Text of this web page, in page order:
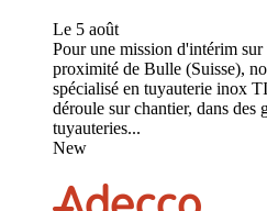
Le 5 août
Pour une mission d'intérim
proximité de Bulle (Suisse),
spécialisé en tuyauterie inox
déroule sur chantier, dans des
tuyauteries...
New